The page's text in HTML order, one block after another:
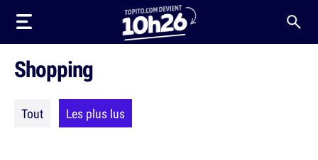
Shopping
Tout Les plus lus